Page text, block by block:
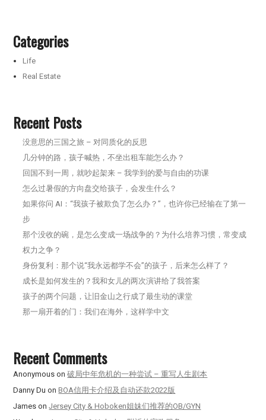
Categories
Life
Real Estate
Recent Posts
没意思的三国之旅 – 对同质化的反思
几分钟的路，孩子喊热，不坐出租车能怎么办？
回国不到一周，就吵起架来 – 我学到的爱与自由的功课
怎么过暑假的方向盘交给孩子，会发生什么？
如果你问 AI：“我孩子被欺负了怎么办？”，也许你已经输在了第一
步
那个没收的碗，是怎么变成一场战争的？为什么培养习惯，常变成
权力之争？
身份复利：那个说“我永远都学不会”的孩子，后来怎么样了？
成长是如何发生的？我和女儿的两次演讲给了我答案
孩子的两个问题，让旧金山之行成了最生动的课堂
那一扇开着的门：我们在海外，这样学中文
Recent Comments
Anonymous on破局中年危机的一种尝试 – 重写人生剧本
Danny Du onBOA信用卡介绍及自动还款2022版
James onJersey City & Hoboken姐妹们推荐的OB/GYN